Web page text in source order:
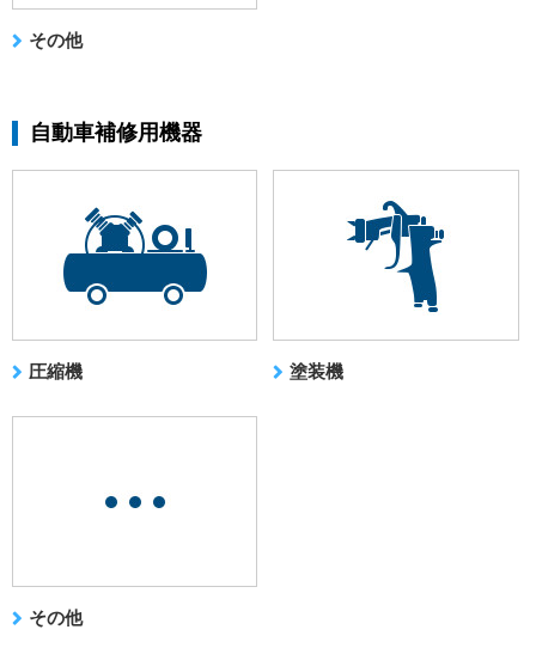
その他
自動車補修用機器
圧縮機 塗装機
その他